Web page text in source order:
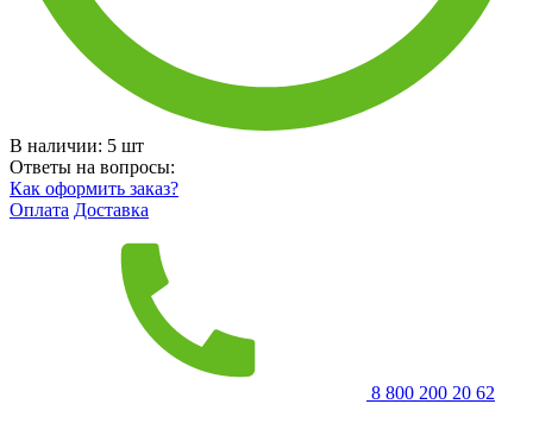
В наличии: 5 шт
Ответы на вопросы:
Как оформить заказ?
Оплата Доставка
8 800 200 20 62